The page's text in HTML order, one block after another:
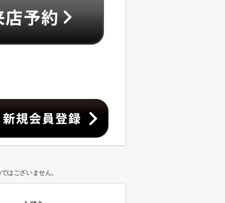
はございません。